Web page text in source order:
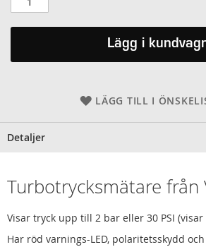
Lägg i
LÄGG TILL I
Detaljer
Turbotrycksmätare från
Visar tryck upp till 2 bar eller 30 PSI
Har röd varnings-LED, polaritetsskydd